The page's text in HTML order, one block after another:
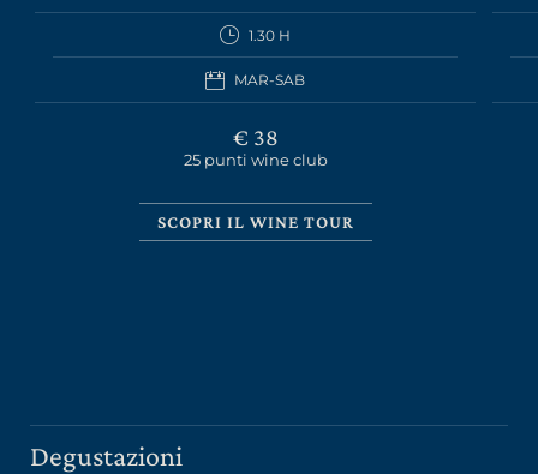
1.30 H
MAR-SAB
€ 38
25 punti wine club
SCOPRI IL WINE TOUR
Degustazioni